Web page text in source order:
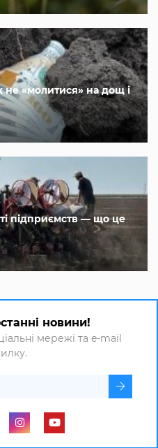
«молитися» на дощ і
підприємств — що це
новини!
мережі та e-mail